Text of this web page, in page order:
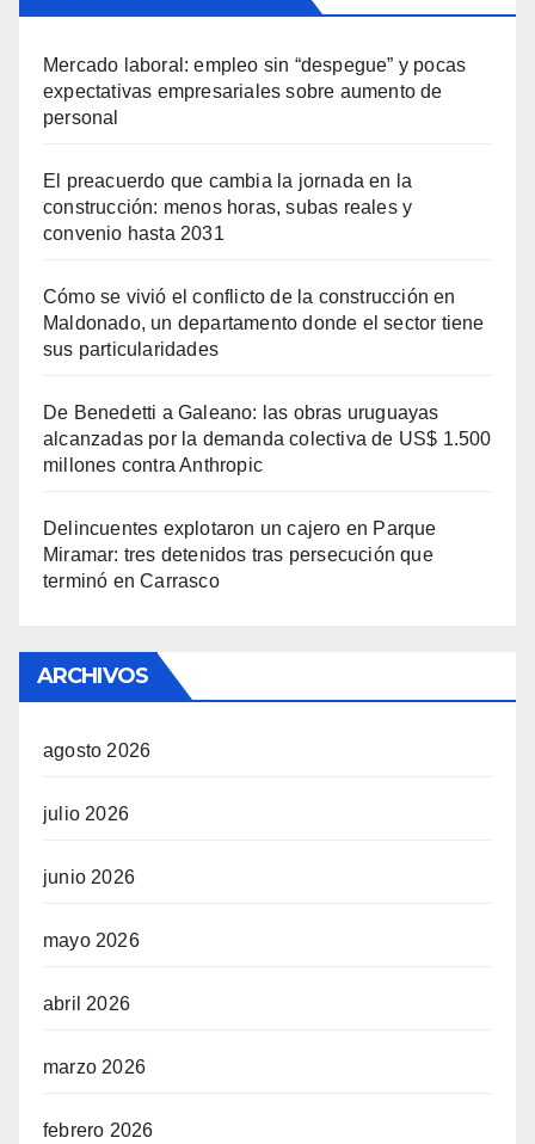
Mercado laboral: empleo sin “despegue” y pocas
expectativas empresariales sobre aumento de
personal
El preacuerdo que cambia la jornada en la
construcción: menos horas, subas reales y
convenio hasta 2031
Cómo se vivió el conflicto de la construcción en
Maldonado, un departamento donde el sector tiene
sus particularidades
De Benedetti a Galeano: las obras uruguayas
alcanzadas por la demanda colectiva de US$ 1.500
millones contra Anthropic
Delincuentes explotaron un cajero en Parque
Miramar: tres detenidos tras persecución que
terminó en Carrasco
ARCHIVOS
agosto 2026
julio 2026
junio 2026
mayo 2026
abril 2026
marzo 2026
febrero 2026